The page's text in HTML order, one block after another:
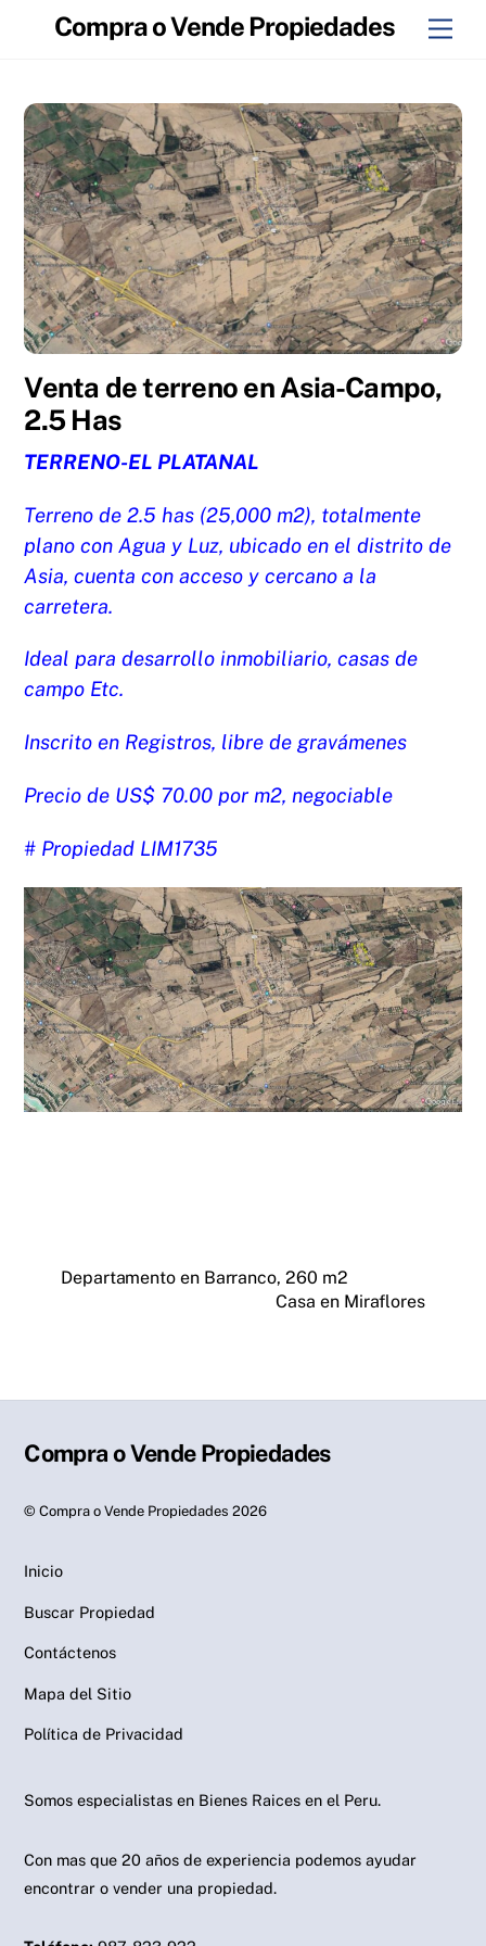
Compra o Vende Propiedades
Venta de terreno en Asia-Campo,
2.5 Has
TERRENO-EL PLATANAL
Terreno de 2.5 has (25,000 m2), totalmente
plano con Agua y Luz, ubicado en el distrito de
Asia, cuenta con acceso y cercano a la
carretera.
Ideal para desarrollo inmobiliario, casas de
campo Etc.
Inscrito en Registros, libre de gravámenes
Precio de US$ 70.00 por m2, negociable
# Propiedad LIM1735
Departamento en Barranco, 260 m2
Casa en Miraflores
Compra o Vende Propiedades
©Compra o Vende Propiedades 2026
Inicio
Buscar Propiedad
Contáctenos
Mapa del Sitio
Política de Privacidad
Somos especialistas en Bienes Raices en el Peru.
Con mas que 20 años de experiencia podemos ayudar
encontrar o vender una propiedad.